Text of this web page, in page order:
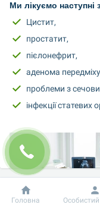
Ми лікуємо
Цистит,
простатит,
пієлонефрит,
аденома
проблеми з
інфекції статевих
Добробут
Головна Особистий